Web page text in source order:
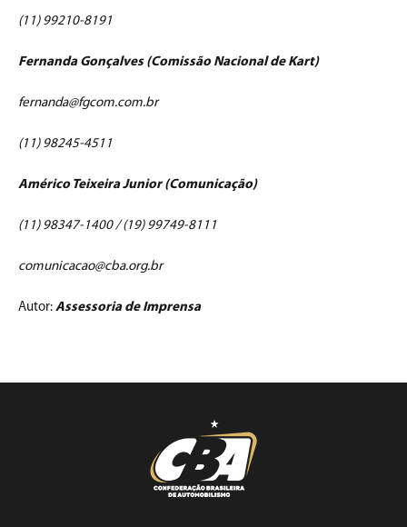
(11) 99210-8191
Fernanda Gonçalves (Comissão Nacional de Kart)
fernanda@fgcom.com.br
(11) 98245-4511
Américo Teixeira Junior (Comunicação)
(11) 98347-1400 / (19) 99749-8111
comunicacao@cba.org.br
Autor: Assessoria de Imprensa